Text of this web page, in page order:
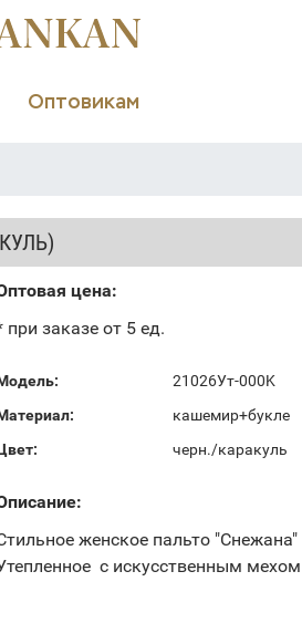
Оптовикам
цена:
при заказе от 5 ед.
21026Ут-000K
кашемир+букле
черн./каракуль
женское пальто "Снежана"
с искусственным